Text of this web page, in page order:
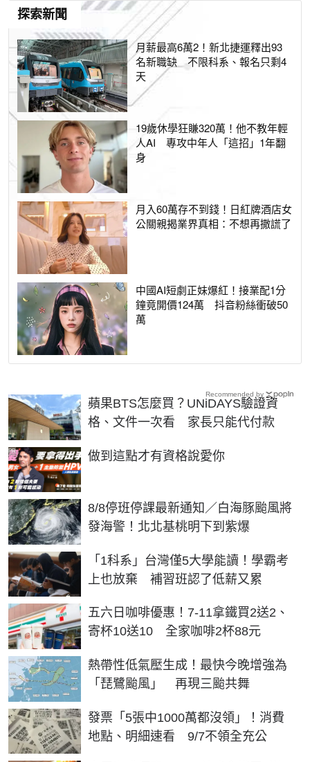
探索新聞
月薪最高6萬2！新北捷運釋出93
名新職缺 不限科系、報名只剩4
天
19歲休學狂賺320萬！他不教年輕
人AI 專攻中年人「這招」1年翻
身
月入60萬存不到錢！日紅牌酒店女
公關親揭業界真相：不想再撒謊了
中國AI短劇正妹爆紅！接業配1分
鐘竟開價124萬 抖音粉絲衝破50
萬
蘋果BTS怎麼買？UNiDAYS驗證資
格、文件一次看 家長只能代付款
做到這點才有資格說愛你
PR
8/8停班停課最新通知／白海豚颱風將
發海警！北北基桃明下到紫爆
「1科系」台灣僅5大學能讀！學霸考
上也放棄 補習班認了低薪又累
五六日咖啡優惠！7-11拿鐵買2送2、
寄杯10送10 全家咖啡2杯88元
熱帶性低氣壓生成！最快今晚增強為
「琵鷺颱風」 再現三颱共舞
發票「5張中1000萬都沒領」！消費
地點、明細速看 9/7不領全充公
Recommended by